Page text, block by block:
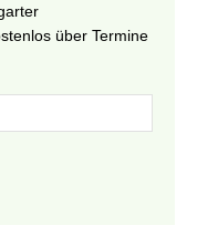
über Termine